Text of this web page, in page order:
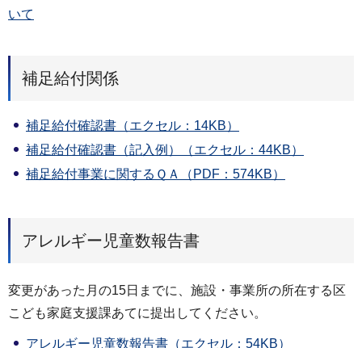
いて
補足給付関係
補足給付確認書（エクセル：14KB）
補足給付確認書（記入例）（エクセル：44KB）
補足給付事業に関するＱＡ（PDF：574KB）
アレルギー児童数報告書
変更があった月の15日までに、施設・事業所の所在する区
こども家庭支援課あてに提出してください。
アレルギー児童数報告書（エクセル：54KB）